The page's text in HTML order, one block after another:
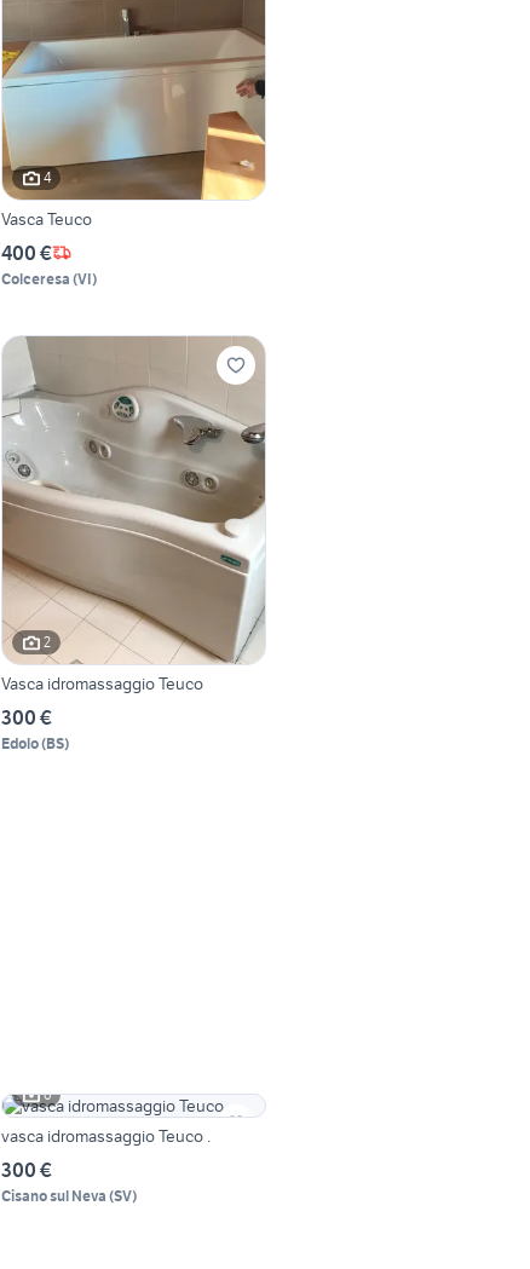
4
Vasca Teuco
400 €
Colceresa (VI)
2
Vasca idromassaggio Teuco
300 €
Edolo(BS)
6
vasca idromassaggio Teuco .
300 €
Cisano sul Neva (SV)